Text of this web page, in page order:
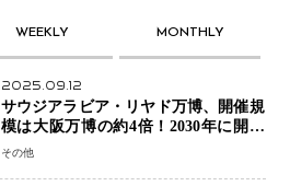
WEEKLY MONTHLY
2025.09.12
サウジアラビア・リヤド万博、開催規
模は大阪万博の約4倍！2030年に開幕
予定
その他